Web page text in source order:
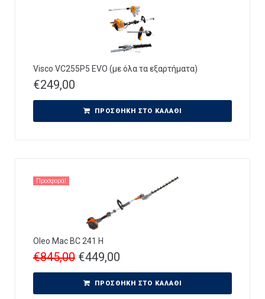
Visco VC255P5 EVO (με όλα τα εξαρτήματα)
€249,00
ΠΡΟΣΘΉΚΗ ΣΤΟ ΚΑΛΆΘΙ
Προσφορά!
Oleo Mac BC 241 H
€845,00 €449,00
ΠΡΟΣΘΉΚΗ ΣΤΟ ΚΑΛΆΘΙ